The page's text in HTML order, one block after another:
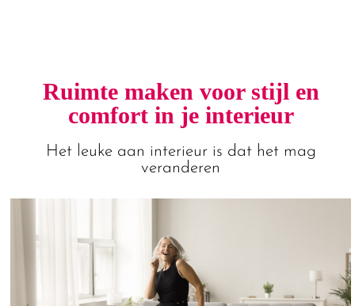
Ruimte maken voor stijl en
comfort in je interieur
Het leuke aan interieur is dat het mag
veranderen